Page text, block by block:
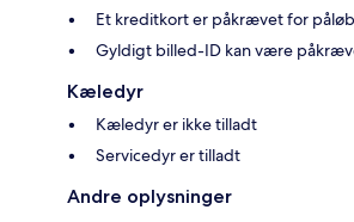
Et kreditkort er påkrævet for
Gyldigt billed-ID kan være
Kæledyr
Kæledyr er ikke tilladt
Servicedyr er tilladt
Andre oplysninger